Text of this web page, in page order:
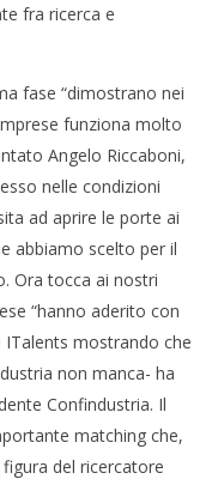
fra ricerca e
fase “dimostrano nei
funziona molto
Angelo Riccaboni,
nelle condizioni
ad aprire le porte ai
abbiamo scelto per il
Ora tocca ai nostri
“hanno aderito con
mostrando che
non manca- ha
Confindustria. Il
matching che,
del ricercatore